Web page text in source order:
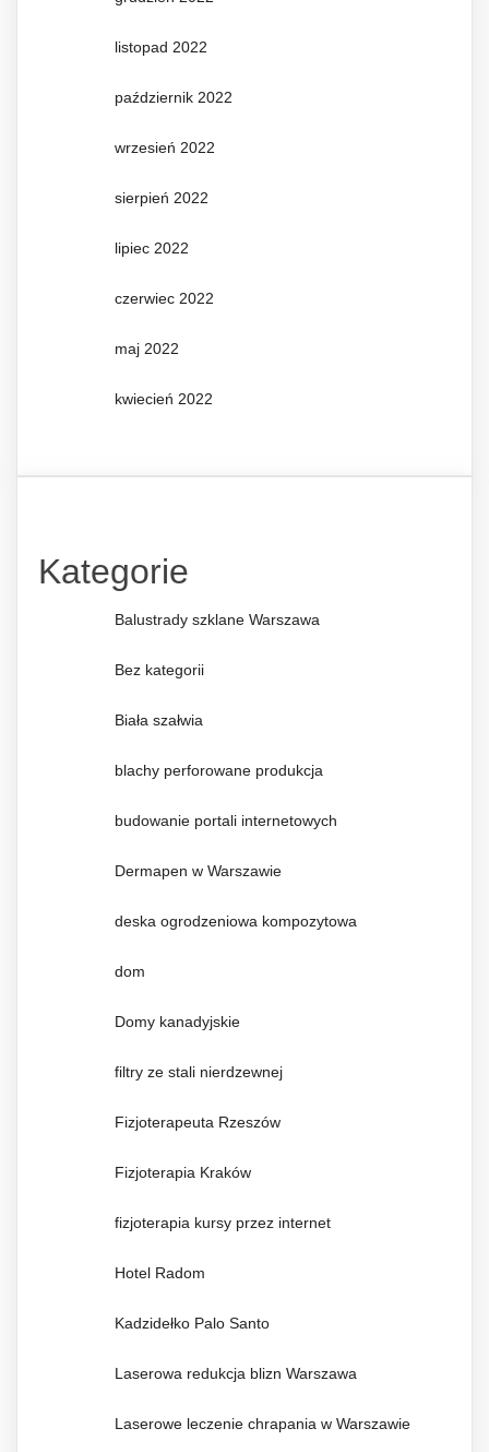
listopad 2022
październik 2022
wrzesień 2022
sierpień 2022
lipiec 2022
czerwiec 2022
maj 2022
kwiecień 2022
Kategorie
Balustrady szklane Warszawa
Bez kategorii
Biała szałwia
blachy perforowane produkcja
budowanie portali internetowych
Dermapen w Warszawie
deska ogrodzeniowa kompozytowa
dom
Domy kanadyjskie
filtry ze stali nierdzewnej
Fizjoterapeuta Rzeszów
Fizjoterapia Kraków
fizjoterapia kursy przez internet
Hotel Radom
Kadzidełko Palo Santo
Laserowa redukcja blizn Warszawa
Laserowe leczenie chrapania w Warszawie